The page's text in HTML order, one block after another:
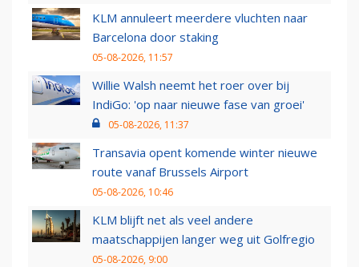
KLM annuleert meerdere vluchten naar
Barcelona door staking
05-08-2026, 11:57
Willie Walsh neemt het roer over bij
IndiGo: 'op naar nieuwe fase van groei'
05-08-2026, 11:37
Transavia opent komende winter nieuwe
route vanaf Brussels Airport
05-08-2026, 10:46
KLM blijft net als veel andere
maatschappijen langer weg uit Golfregio
05-08-2026, 9:00